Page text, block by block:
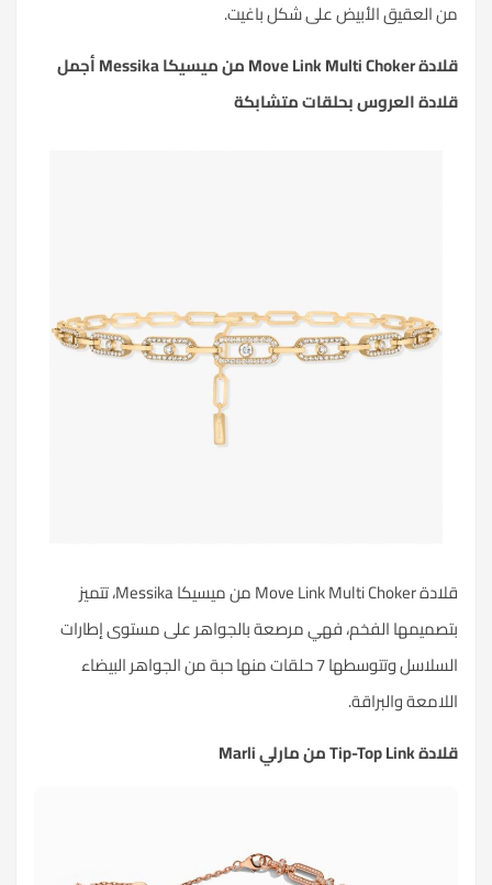
من العقيق الأبيض على شكل باغيت.
قلادة Move Link Multi Choker من ميسيكا Messika أجمل
قلادة العروس بحلقات متشابكة
قلادة Move Link Multi Choker من ميسيكا Messika، تتميز
بتصميمها الفخم، فهي مرصعة بالجواهر على مستوى إطارات
السلاسل وتتوسطها 7 حلقات منها حبة من الجواهر البيضاء
اللامعة والبراقة.
قلادة Tip-Top Link من مارلي Marli